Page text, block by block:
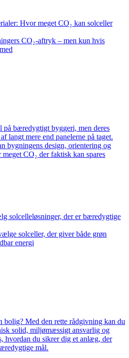
Hvor meget CO₂ kan solceller
CO₂-aftryk – men kun hvis
på bæredygtigt byggeri, men deres
langt mere end panelerne på taget.
bygningens design, orientering og
CO₂ der faktisk kan spares
solcelleløsninger, der er bæredygtige
solceller, der giver både grøn
energi
bolig? Med den rette rådgivning kan du
solid, miljømæssigt ansvarlig og
hvordan du sikrer dig et anlæg, der
mål.